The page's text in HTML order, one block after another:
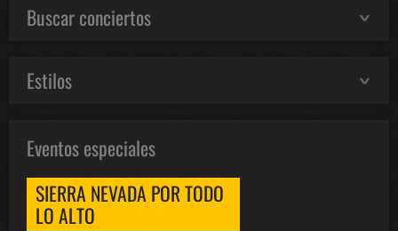
Buscar conciertos
Estilos
Eventos especiales
SIERRA NEVADA POR TODO
LO ALTO